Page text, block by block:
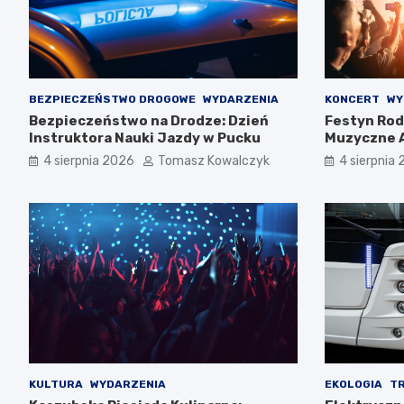
BEZPIECZEŃSTWO DROGOWE WYDARZENIA
Bezpieczeństwo na Drodze: Dzień
Instruktora Nauki Jazdy w Pucku
4 sierpnia 2026 Tomasz Kowalczyk
KONCERT
Festyn
Muzyczne
Rodziny!
4 sierpnia
KULTURA WYDARZENIA EKOLOGIA